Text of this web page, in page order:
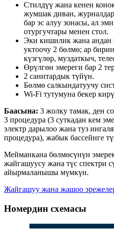
Стилдүү жана кенен
жумшак диван,
бар эс алуу зонасы, ал
отургучтары менен стол.
Эки кишилик жана андан
уктоочу 2 бөлмө; ар
күзгүлөр, муздаткыч,
Өрүлгөн эмереги бар 2
2 санитардык түйүн.
Бөлмө салкындатуучу
Wi-Fi тутумуна бекер
Баасына: 3 жолку тамак, ден
3 процедура (3 суткадан кем
электр дарылоо жана туз
процедура), жабык бассейнге
Мейманкана бөлмөсүнүн
жайгашуусу жана түс спектри
айырмаланышы мүмкүн.
Жайгашуу жана жашоо
Номердин схемасы